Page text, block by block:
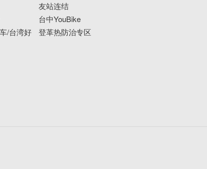
/台湾好
友站连结
台中YouBike
登革热防治专区